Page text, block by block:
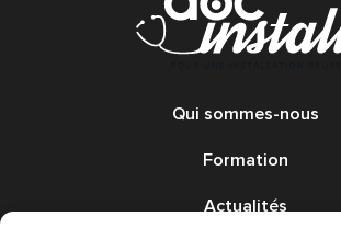
Qui sommes-nous
Formation
Actualités